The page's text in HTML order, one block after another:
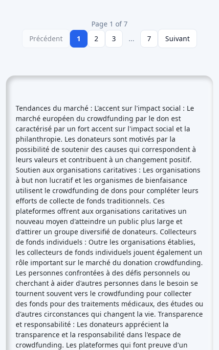
Page 1 of 7
Précédent
1 2 3 ... 7 Suivant
Tendances du marché : L'accent sur l'impact social : Le
marché européen du crowdfunding par le don est
caractérisé par un fort accent sur l'impact social et la
philanthropie. Les donateurs sont motivés par la
possibilité de soutenir des causes qui correspondent à
leurs valeurs et contribuent à un changement positif.
Soutien aux organisations caritatives : Les organisations
à but non lucratif et les organismes de bienfaisance
utilisent le crowdfunding de dons pour compléter leurs
efforts de collecte de fonds traditionnels. Ces
plateformes offrent aux organisations caritatives un
nouveau moyen d'atteindre un public plus large et
d'attirer un groupe diversifié de donateurs. Collecteurs
de fonds individuels : Outre les organisations établies,
les collecteurs de fonds individuels jouent également un
rôle important sur le marché du donation crowdfunding.
Les personnes confrontées à des défis personnels ou
cherchant à aider d'autres personnes dans le besoin se
tournent souvent vers le crowdfunding pour collecter
des fonds pour des traitements médicaux, des études ou
d'autres circonstances qui changent la vie. Transparence
et responsabilité : Les donateurs apprécient la
transparence et la responsabilité dans l'espace de
crowdfunding. Les plateformes qui font preuve d'un